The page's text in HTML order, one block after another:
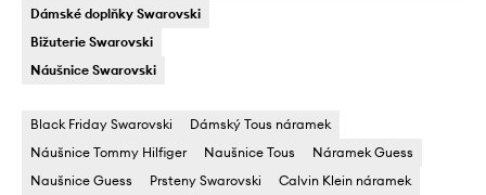
Dámské doplňky Swarovski
Bižuterie Swarovski
Náušnice Swarovski
Black Friday Swarovski
Dámský Tous náramek
Náušnice Tommy Hilfiger
Naušnice Tous
Náramek Guess
Naušnice Guess
Prsteny Swarovski Calvin Klein náramek